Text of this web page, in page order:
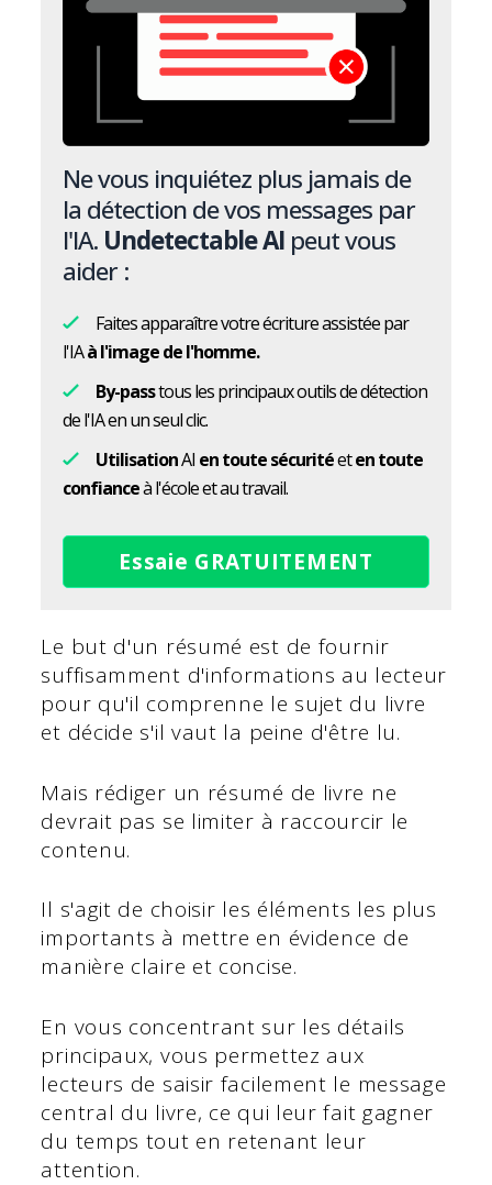
Ne vous inquiétez plus jamais de
la détection de vos messages par
l'IA. Undetectable AI peut vous
aider :
Faites apparaître votre écriture assistée par
l'IAà l'image de l'homme.
By-passtous les principaux outils de détection
de l'IA en un seul clic.
UtilisationAI en toute sécuritéeten toute
confianceà l'école et au travail.
Essaie GRATUITEMENT
Le but d'un résumé est de fournir
suffisamment d'informations au lecteur
pour qu'il comprenne le sujet du livre
et décide s'il vaut la peine d'être lu.
Mais rédiger un résumé de livre ne
devrait pas se limiter à raccourcir le
contenu.
Il s'agit de choisir les éléments les plus
importants à mettre en évidence de
manière claire et concise.
En vous concentrant sur les détails
principaux, vous permettez aux
lecteurs de saisir facilement le message
central du livre, ce qui leur fait gagner
du temps tout en retenant leur
attention.